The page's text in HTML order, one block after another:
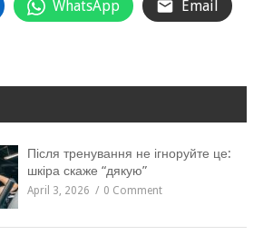
WhatsApp Email
Після тренування не ігноруйте це:
шкіра скаже “дякую”
April 3, 2026 0 Comment